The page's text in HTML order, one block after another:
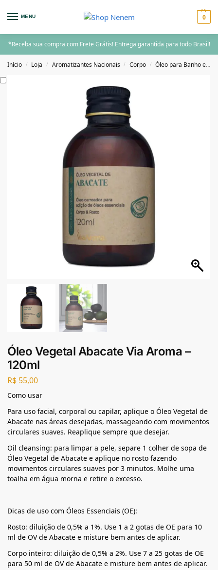
MENU 0
*Receba sua compra com Frete Grátis! Entrega garantida para todo Brasil!
Início / Loja / Aromatizantes Nacionais / Corpo / Óleo para Banho e Massagens
Óleo Vegetal Abacate Via Aroma –
120ml
R$ 55,00
Como usar
Para uso facial, corporal ou capilar, aplique o Óleo Vegetal de
Abacate nas áreas desejadas, massageando com movimentos
circulares suaves. Reaplique sempre que desejar.
Oil cleansing: para limpar a pele, separe 1 colher de sopa de
Óleo Vegetal de Abacate e aplique no rosto fazendo
movimentos circulares suaves por 3 minutos. Molhe uma
toalha em água morna e retire o excesso.
Dicas de uso com Óleos Essenciais (OE):
Rosto: diluição de 0,5% a 1%. Use 1 a 2 gotas de OE para 10
ml de OV de Abacate e misture bem antes de aplicar.
Corpo inteiro: diluição de 0,5% a 2%. Use 7 a 25 gotas de OE
para 50 ml de OV de Abacate e misture bem antes de aplicar.